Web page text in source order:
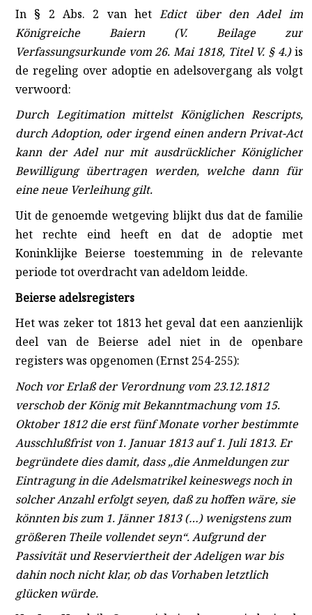
In § 2 Abs. 2 van hetEdict über den Adel im
Königreiche Baiern (V. Beilage zur
Verfassungsurkunde vom 26. Mai 1818, Titel V. § 4.)is
de regeling over adoptie en adelsovergang als volgt
verwoord:
Durch Legitimation mittelst Königlichen Rescripts,
durch Adoption, oder irgend einen andern Privat-Act
kann der Adel nur mit ausdrücklicher Königlicher
Bewilligung übertragen werden, welche dann für
eine neue Verleihung gilt.
Uit de genoemde wetgeving blijkt dus dat de familie
het rechte eind heeft en dat de adoptie met
Koninklijke Beierse toestemming in de relevante
periode tot overdracht van adeldom leidde.
Beierse adelsregisters
Het was zeker tot 1813 het geval dat een aanzienlijk
deel van de Beierse adel niet in de openbare
registers was opgenomen (Ernst 254-255):
Noch vor Erlaß der Verordnung vom 23.12.1812
verschob der König mit Bekanntmachung vom 15.
Oktober 1812 die erst fünf Monate vorher bestimmte
Ausschlußfrist von 1. Januar 1813 auf 1. Juli 1813. Er
begründete dies damit, dass „die Anmeldungen zur
Eintragung in die Adelsmatrikel keineswegs noch in
solcher Anzahl erfolgt seyen, daß zu hoffen wäre, sie
könnten bis zum 1. Jänner 1813 (…) wenigstens zum
größeren Theile vollendet seyn“. Aufgrund der
Passivität und Reserviertheit der Adeligen war bis
dahin noch nicht klar, ob das Vorhaben letztlich
glücken würde.